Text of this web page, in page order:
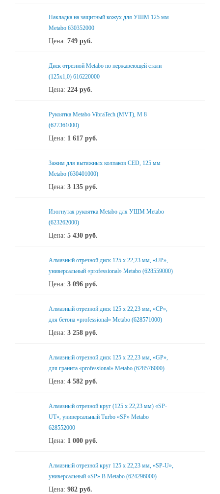
Накладка на защитный кожух для УШМ 125 мм
Metabo 630352000
Цена: 749 руб.
Диск отрезной Metabo по нержавеющей стали
(125x1,0) 616220000
Цена: 224 руб.
Рукоятка Metabo VibraTech (MVT), M 8
(627361000)
Цена: 1 617 руб.
Зажим для вытяжных колпаков CED, 125 мм
Metabo (630401000)
Цена: 3 135 руб.
Изогнутая рукоятка Metabo для УШМ Metabo
(623262000)
Цена: 5 430 руб.
Алмазный отрезной диск 125 x 22,23 мм, «UP»,
универсальный «professional» Metabo (628559000)
Цена: 3 096 руб.
Алмазный отрезной диск 125 x 22,23 мм, «CP»,
для бетона «professional» Metabo (628571000)
Цена: 3 258 руб.
Алмазный отрезной диск 125 x 22,23 мм, «GP»,
для гранита «professional» Metabo (628576000)
Цена: 4 582 руб.
Алмазный отрезной круг (125 x 22,23 мм) «SP-
UT», универсальный Turbo «SP» Metabo
628552000
Цена: 1 000 руб.
Алмазный отрезной круг 125 x 22,23 мм, «SP-U»,
универсальный «SP» B Metabo (624296000)
Цена: 982 руб.